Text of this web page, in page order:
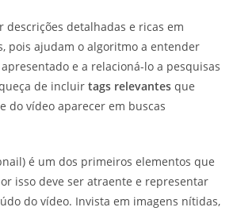
descrições detalhadas e ricas em
pois ajudam o algoritmo a entender
e a relacioná-lo a pesquisas
de incluir tags relevantes que
do vídeo aparecer em buscas
é um dos primeiros elementos que
isso deve ser atraente e representar
do vídeo. Invista em imagens nítidas,